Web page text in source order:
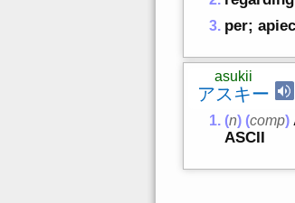
per;
アスキー
asukii
(n) (comp)
ASCII